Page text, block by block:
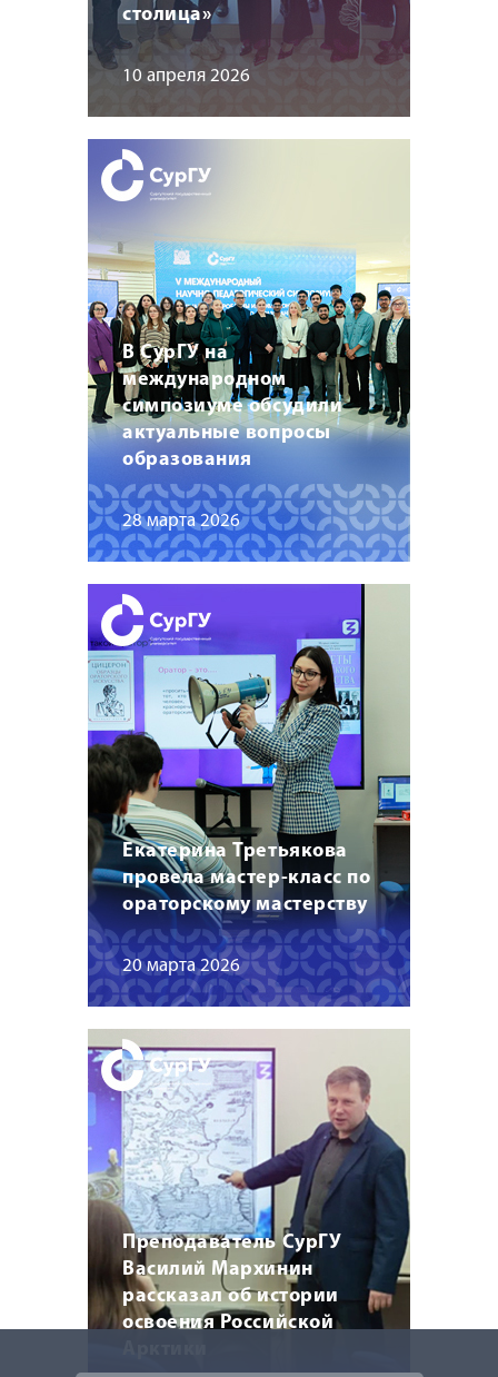
столица»
10 апреля 2026
В СурГУ на
международном
симпозиуме обсудили
актуальные вопросы
образования
28 марта 2026
Екатерина Третьякова
провела мастер-класс по
ораторскому мастерству
20 марта 2026
Преподаватель СурГУ
Василий Мархинин
рассказал об истории
освоения Российской